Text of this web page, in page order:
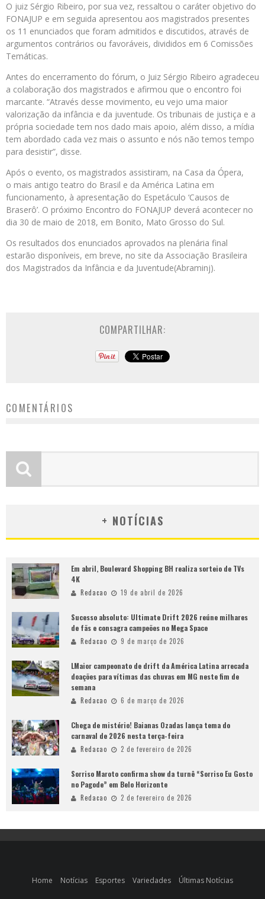
O juiz Sérgio Ribeiro, por sua vez, ressaltou o caráter objetivo do
FONAJUP e em seguida apresentou aos magistrados presentes
os 11 enunciados que foram admitidos e discutidos, através de
argumentos contrários ou favoráveis, divididos em 6 Comissões
Temáticas.
Antes do encerramento do fórum, o Juiz Sérgio Ribeiro agradeceu
a colaboração dos magistrados e afirmou que o encontro foi
marcante. “Através desse movimento, eu vejo uma maior
valorização da infância e da juventude. Os tribunais de justiça e a
própria sociedade tem nos dado mais apoio, além disso, a mídia
tem abordado cada vez mais o assunto e nós não temos tempo
para desistir”, disse.
Após o evento, os magistrados assistiram, na Casa da Ópera,
o mais antigo teatro do Brasil e da América Latina em
funcionamento, à apresentação do Espetáculo ‘Causos de
Braserô’. O próximo Encontro do FONAJUP deverá acontecer no
dia 30 de maio de 2018, em Bonito, Mato Grosso do Sul.
Os resultados dos enunciados aprovados na plenária final
estarão disponíveis, em breve, no site da Associação Brasileira
dos Magistrados da Infância e da Juventude(Abraminj).
COMPARTILHAR:
COMENTÁRIOS
+ NOTÍCIAS
Em abril, Boulevard Shopping BH realiza sorteio de TVs
4K
Redacao 19 de abril de 2026
Sucesso absoluto: Ultimate Drift 2026 reúne milhares
de fãs e consagra campeões no Mega Space
Redacao 9 de março de 2026
LMaior campeonato de drift da América Latina arrecada
doações para vítimas das chuvas em MG neste fim de
semana
Redacao 6 de março de 2026
Chega de mistério! Baianas Ozadas lança tema do
carnaval de 2026 nesta terça-feira
Redacao 2 de fevereiro de 2026
Sorriso Maroto confirma show da turnê “Sorriso Eu Gosto
no Pagode” em Belo Horizonte
Redacao 2 de fevereiro de 2026
Home Notícias Esportes Variedades Últimas Notícias